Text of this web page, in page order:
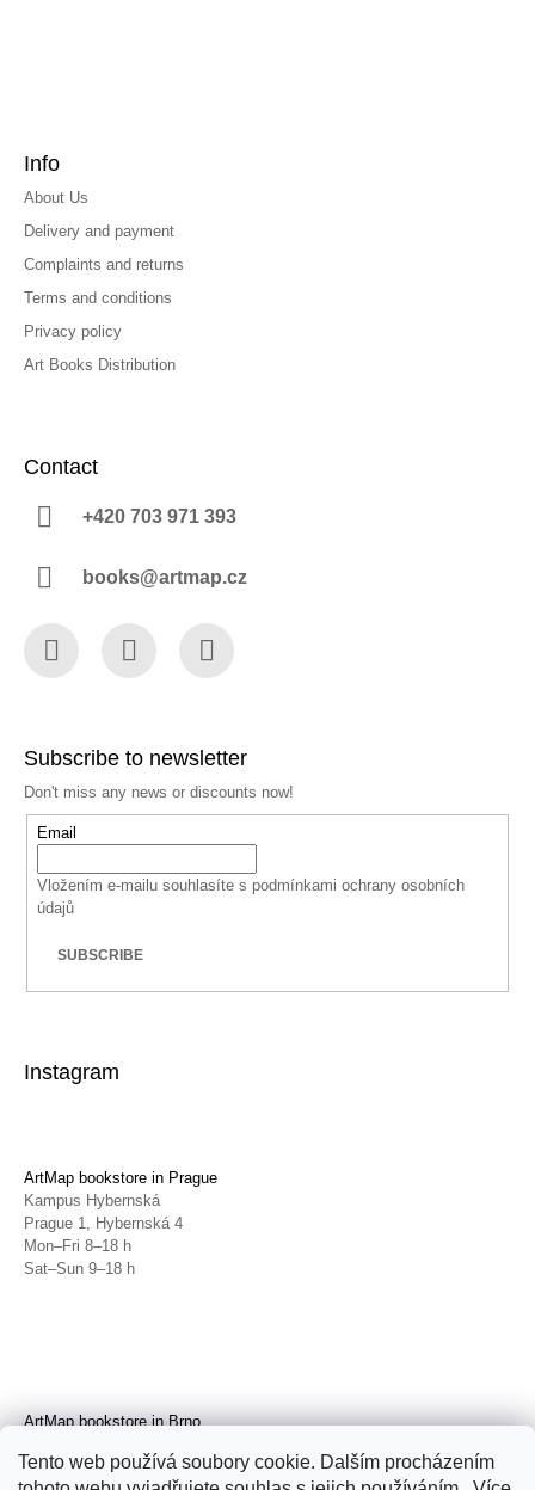
Tento web používá soubory cookie. Dalším procházením
Info
About Us
Delivery and payment
Complaints and returns
Terms and conditions
Privacy policy
Art Books Distribution
Contact
+420 703 971 393
books@artmap.cz
Subscribe to newsletter
Don't miss any news or discounts now!
Email
Vložením e-mailu souhlasíte s podmínkami ochrany osobních
údajů
SUBSCRIBE
Instagram
ArtMap bookstore in Prague
Kampus Hybernská
Prague 1, Hybernská 4
Mon–Fri 8–18 h
Sat–Sun 9–18 h
ArtMap bookstore in Brno
Brno, Radnická 4